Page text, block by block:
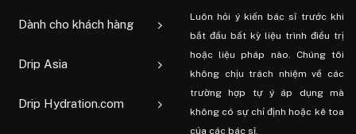
Dành cho khách hàng
Drip Asia
Drip Hydration.com
Luôn hỏi ý kiến ​​bác sĩ trước khi
bắt đầu bất kỳ liệu trình điều trị
hoặc liệu pháp nào. Chúng tôi
không chịu trách nhiệm về các
trường hợp tự ý áp dụng mà
không có sự chỉ định hoặc kê toa
của các bác sĩ.